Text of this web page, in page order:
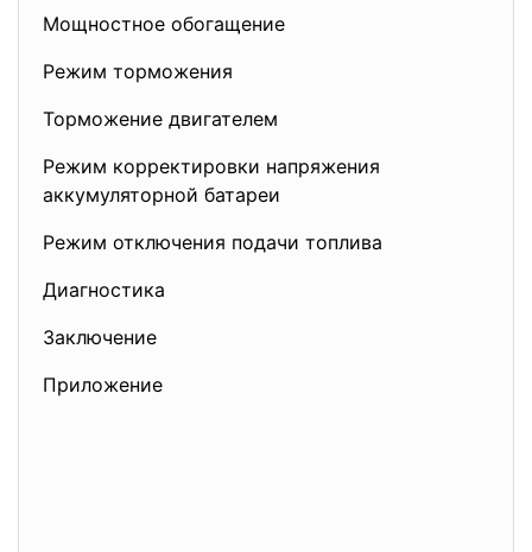
Мощностное обогащение
Режим торможения
Торможение двигателем
Режим корректировки напряжения
аккумуляторной батареи
Режим отключения подачи топлива
Диагностика
Заключение
Приложение